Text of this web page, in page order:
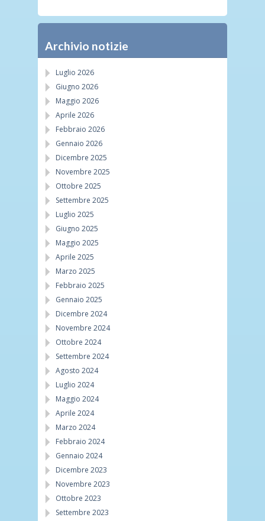
Archivio notizie
Luglio 2026
Giugno 2026
Maggio 2026
Aprile 2026
Febbraio 2026
Gennaio 2026
Dicembre 2025
Novembre 2025
Ottobre 2025
Settembre 2025
Luglio 2025
Giugno 2025
Maggio 2025
Aprile 2025
Marzo 2025
Febbraio 2025
Gennaio 2025
Dicembre 2024
Novembre 2024
Ottobre 2024
Settembre 2024
Agosto 2024
Luglio 2024
Maggio 2024
Aprile 2024
Marzo 2024
Febbraio 2024
Gennaio 2024
Dicembre 2023
Novembre 2023
Ottobre 2023
Settembre 2023